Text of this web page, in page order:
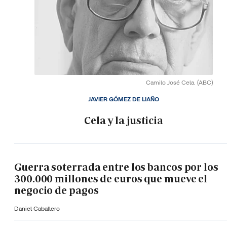
Camilo José Cela. (ABC)
Cela y la justicia
JAVIER GÓMEZ DE LIAÑO
Guerra soterrada entre los bancos por los
300.000 millones de euros que mueve el
negocio de pagos
Daniel Caballero